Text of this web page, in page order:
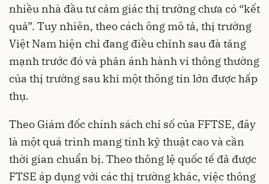
nhiều nhà đầu tư cảm giác thị trường chưa có “kết
quả”. Tuy nhiên, theo cách ông mô tả, thị trường
Việt Nam hiện chỉ đang điều chỉnh sau đà tăng
mạnh trước đó và phản ánh hành vi thông thường
của thị trường sau khi một thông tin lớn được hấp
thụ.
Theo Giám đốc chính sách chỉ số của FFTSE, đây
là một quá trình mang tính kỹ thuật cao và cần
thời gian chuẩn bị. Theo thông lệ quốc tế đã được
FTSE áp dụng với các thị trường khác, việc thông